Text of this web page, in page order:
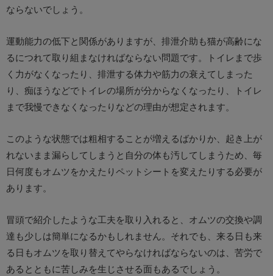
ならないでしょう。
運動能力の低下と関係がありますが、排泄介助も猫が高齢にな
るにつれて取り組まなければならない問題です。トイレまで歩
く力がなくなったり、排泄する体力や筋力の衰えてしまった
り、痴ほうなどでトイレの場所が分からなくなったり、トイレ
まで我慢できなくなったりなどの理由が想定されます。
このような状態では粗相することが増えるばかりか、起き上が
れないまま漏らしてしまうと自分の体も汚してしまうため、毎
日何度もオムツをかえたりペットシートを変えたりする必要が
あります。
冒頭で紹介したような工夫を取り入れると、オムツの交換や調
達も少しは簡単になるかもしれません。それでも、来る日も来
る日もオムツを取り替えてやらなければならないのは、苦労で
あるとともに苦しみを生じさせる面もあるでしょう。